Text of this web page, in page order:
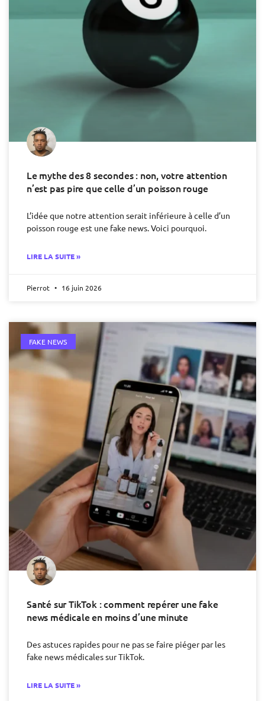
Le mythe des 8 secondes : non, votre attention
n’est pas pire que celle d’un poisson rouge
L’idée que notre attention serait inférieure à celle d’un
poisson rouge est une fake news. Voici pourquoi.
LIRE LA SUITE »
Pierrot 16 juin 2026
FAKE NEWS
Santé sur TikTok : comment repérer une fake
news médicale en moins d’une minute
Des astuces rapides pour ne pas se faire piéger par les
fake news médicales sur TikTok.
LIRE LA SUITE »